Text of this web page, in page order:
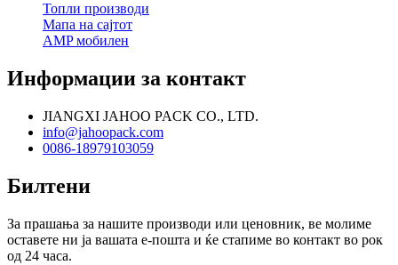
Топли производи
Мапа на сајтот
AMP мобилен
Информации за контакт
JIANGXI JAHOO PACK CO., LTD.
info@jahoopack.com
0086-18979103059
Билтени
За прашања за нашите производи или ценовник, ве молиме
оставете ни ја вашата е-пошта и ќе стапиме во контакт во рок
од 24 часа.